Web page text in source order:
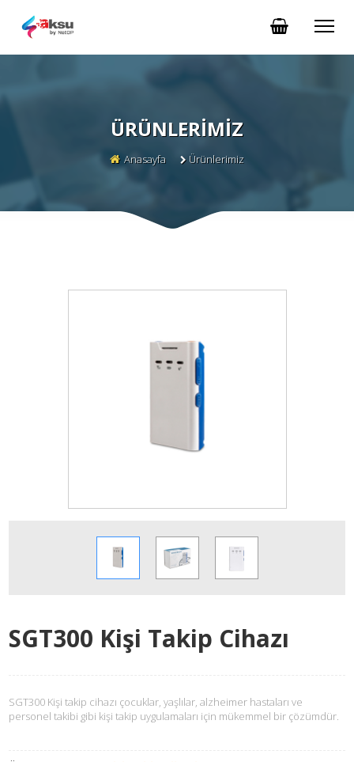
ÜRÜNLERIMIZ
Anasayfa Ürünlerimiz
SGT300 Kişi Takip Cihazı
SGT300 Kişi takip cihazı çocuklar, yaşlılar, alzheimer hastaları ve
personel takibi gibi kişi takip uygulamaları için mükemmel bir çözümdür.